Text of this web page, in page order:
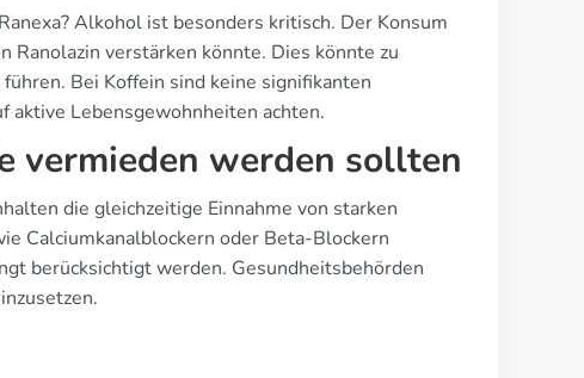
Alkohol ist besonders kritisch. Der Konsum
verstärken könnte. Dies könnte zu
Bei Koffein sind keine signifikanten
Lebensgewohnheiten achten.
vermieden werden sollten
die gleichzeitige Einnahme von starken
Calciumkanalblockern oder Beta-Blockern
berücksichtigt werden. Gesundheitsbehörden